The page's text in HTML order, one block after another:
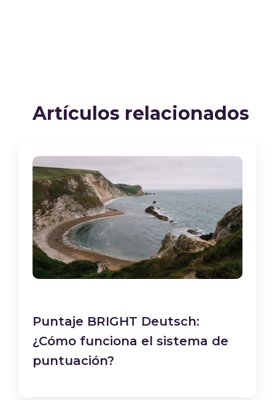
Artículos relacionados
Puntaje BRIGHT Deutsch:
¿Cómo funciona el sistema de
puntuación?